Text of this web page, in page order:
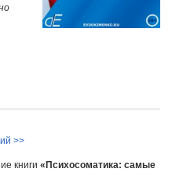
>>
книги «Психосоматика: самые